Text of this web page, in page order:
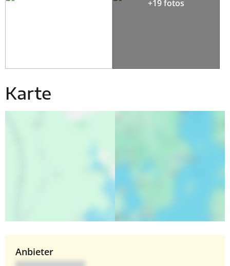
+19 fotos
Karte
Anbieter